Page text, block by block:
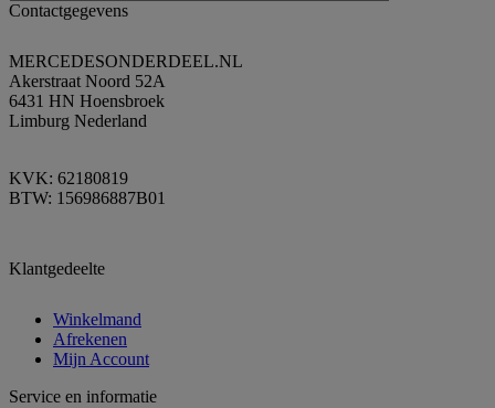
Contactgegevens
MERCEDESONDERDEEL.NL
Akerstraat Noord 52A
6431 HN Hoensbroek
Limburg Nederland
KVK: 62180819
BTW: 156986887B01
Klantgedeelte
Winkelmand
Afrekenen
Mijn Account
Service en informatie